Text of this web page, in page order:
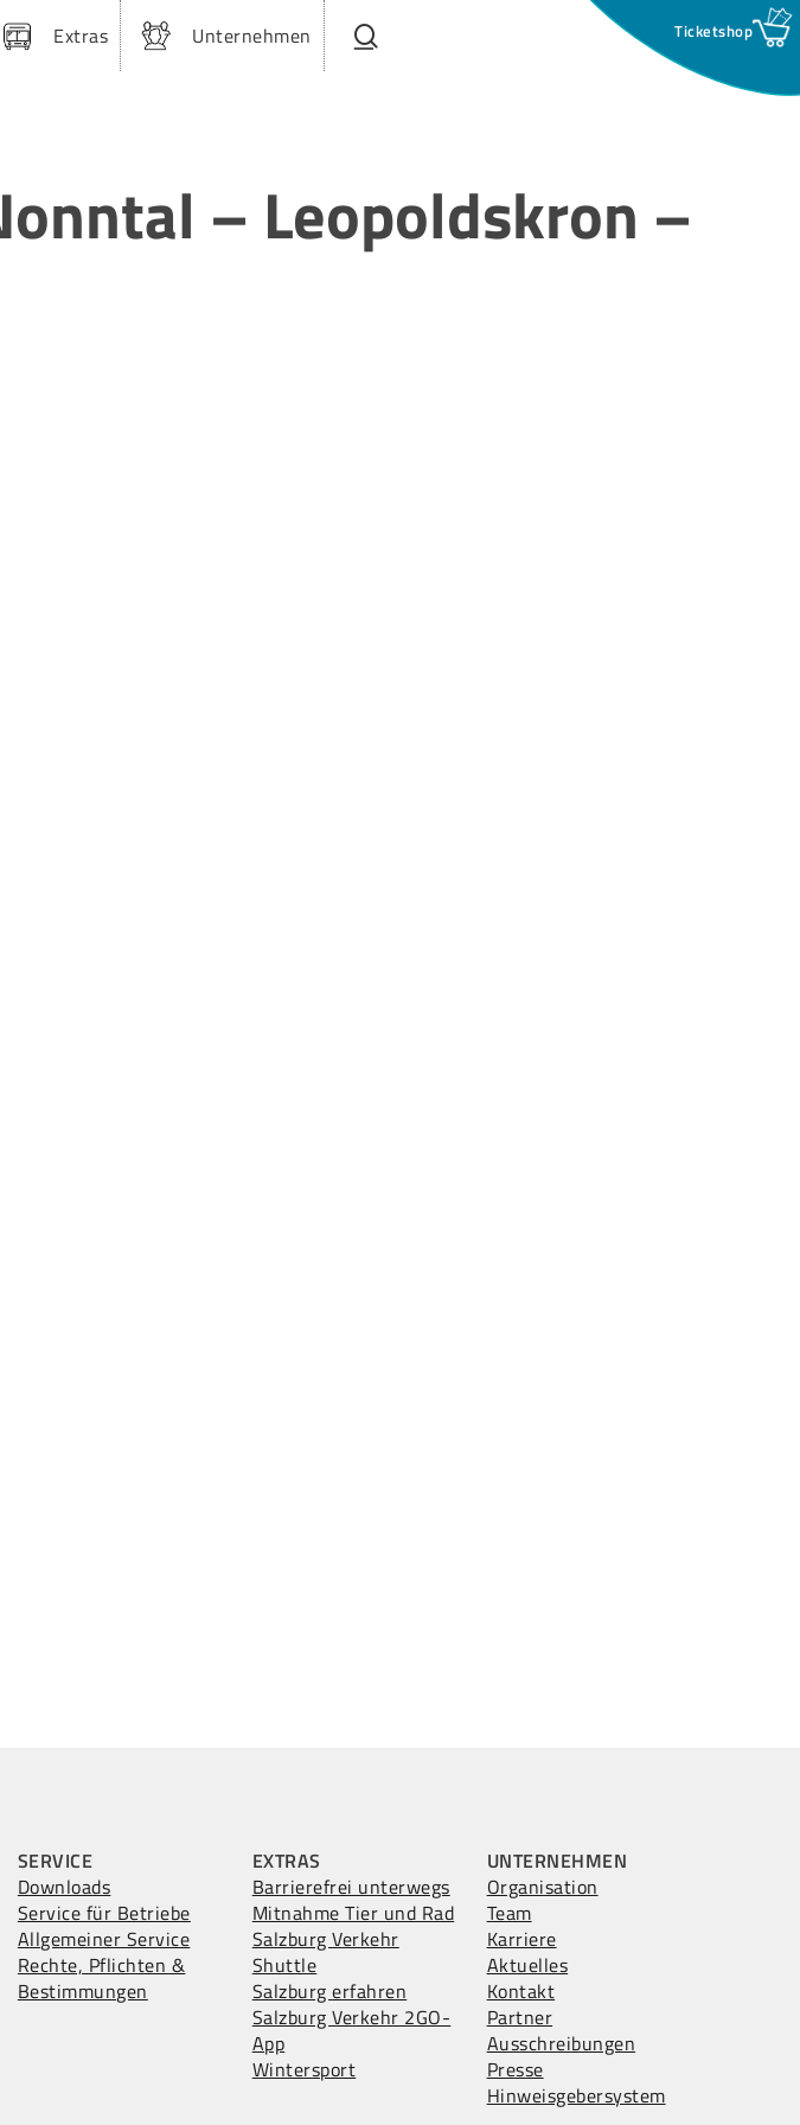
Extras Unternehmen
– Leopoldskron –
SERVICE
Downloads
Service für Betriebe
Allgemeiner Service
Rechte, Pflichten &
Bestimmungen
EXTRAS
Barrierefrei unterwegs
Mitnahme Tier und Rad
Salzburg Verkehr
Shuttle
Salzburg erfahren
Salzburg Verkehr 2GO-
App
Wintersport
UNTERNEHMEN
Organisation
Team
Karriere
Aktuelles
Kontakt
Partner
Ausschreibungen
Presse
Hinweisgebersystem